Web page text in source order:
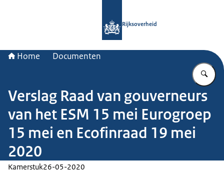
Rijksoverheid
Home Documenten
Verslag Raad van gouverneurs
van het ESM 15 mei Eurogroep
15 mei en Ecofinraad 19 mei
2020
Kamerstuk26-05-2020